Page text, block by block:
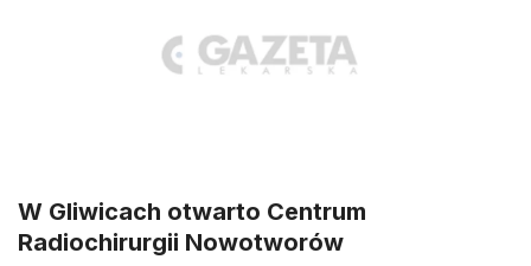
W Gliwicach otwarto Centrum
Radiochirurgii Nowotworów